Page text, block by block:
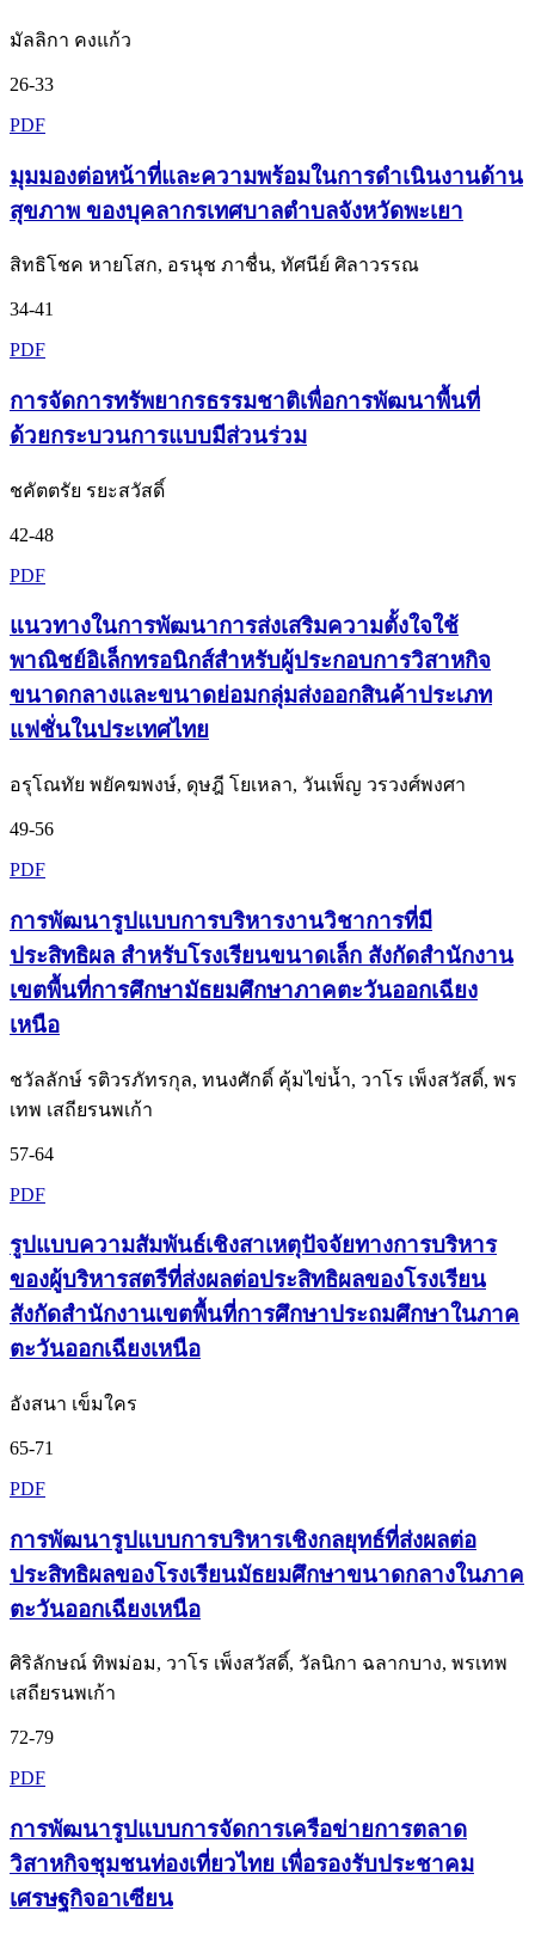
มัลลิกา คงแก้ว
26-33
PDF
มุมมองต่อหน้าที่และความพร้อมในการดำเนินงานด้าน
สุขภาพ ของบุคลากรเทศบาลตำบลจังหวัดพะเยา
สิทธิโชค หายโสก, อรนุช ภาชื่น, ทัศนีย์ ศิลาวรรณ
34-41
PDF
การจัดการทรัพยากรธรรมชาติเพื่อการพัฒนาพื้นที่
ด้วยกระบวนการแบบมีส่วนร่วม
ชคัตตรัย รยะสวัสดิ์
42-48
PDF
แนวทางในการพัฒนาการส่งเสริมความตั้งใจใช้
พาณิชย์อิเล็กทรอนิกส์สำหรับผู้ประกอบการวิสาหกิจ
ขนาดกลางและขนาดย่อมกลุ่มส่งออกสินค้าประเภท
แฟชั่นในประเทศไทย
อรุโณทัย พยัคฆพงษ์, ดุษฎี โยเหลา, วันเพ็ญ วรวงศ์พงศา
49-56
PDF
การพัฒนารูปแบบการบริหารงานวิชาการที่มี
ประสิทธิผล สำหรับโรงเรียนขนาดเล็ก สังกัดสำนักงาน
เขตพื้นที่การศึกษามัธยมศึกษาภาคตะวันออกเฉียง
เหนือ
ชวัลลักษ์ รติวรภัทรกุล, ทนงศักดิ์ คุ้มไข่น้ำ, วาโร เพ็งสวัสดิ์, พร
เทพ เสถียรนพเก้า
57-64
PDF
รูปแบบความสัมพันธ์เชิงสาเหตุปัจจัยทางการบริหาร
ของผู้บริหารสตรีที่ส่งผลต่อประสิทธิผลของโรงเรียน
สังกัดสำนักงานเขตพื้นที่การศึกษาประถมศึกษาในภาค
ตะวันออกเฉียงเหนือ
อังสนา เข็มใคร
65-71
PDF
การพัฒนารูปแบบการบริหารเชิงกลยุทธ์ที่ส่งผลต่อ
ประสิทธิผลของโรงเรียนมัธยมศึกษาขนาดกลางในภาค
ตะวันออกเฉียงเหนือ
ศิริลักษณ์ ทิพม่อม, วาโร เพ็งสวัสดิ์, วัลนิกา ฉลากบาง, พรเทพ
เสถียรนพเก้า
72-79
PDF
การพัฒนารูปแบบการจัดการเครือข่ายการตลาด
วิสาหกิจชุมชนท่องเที่ยวไทย เพื่อรองรับประชาคม
เศรษฐกิจอาเซียน